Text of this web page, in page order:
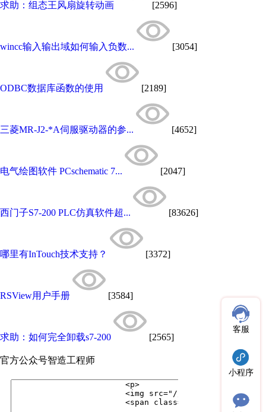
求助：组态王风扇旋转动画 [2596]
wincc输入输出域如何输入负数... [3054]
ODBC数据库函数的使用 [2189]
三菱MR-J2-*A伺服驱动器的参... [4652]
电气绘图软件 PCschematic 7... [2047]
西门子S7-200 PLC仿真软件超... [83626]
哪里有InTouch技术支持？ [3372]
RSView用户手册 [3584]
求助：如何完全卸载s7-200 [2565]
官方公众号智造工程师
客服
小程序